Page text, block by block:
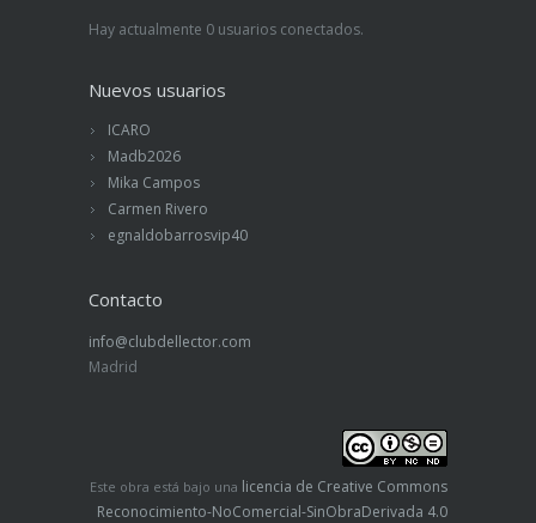
Hay actualmente 0 usuarios conectados.
Nuevos usuarios
ICARO
Madb2026
Mika Campos
Carmen Rivero
egnaldobarrosvip40
Contacto
info@clubdellector.com
Madrid
Este obra está bajo una licencia de Creative Commons
Reconocimiento-NoComercial-SinObraDerivada 4.0